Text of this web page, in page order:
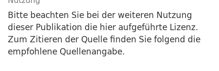
Bitte beachten Sie bei der weiteren Nutzung
dieser Publikation die hier aufgeführte Lizenz.
Zum Zitieren der Quelle finden Sie folgend die
empfohlene Quellenangabe.